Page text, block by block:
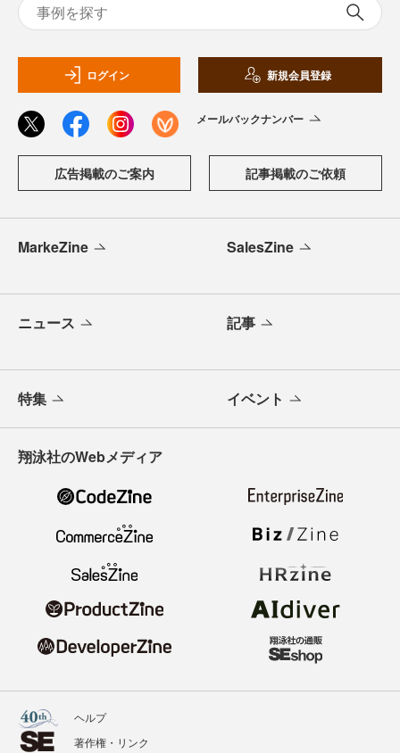
ログイン 新規会員登録
メールバックナンバー
広告掲載のご案内 記事掲載のご依頼
MarkeZine SalesZine
ニュース 記事
特集 イベント
翔泳社のWebメディア
ヘルプ
著作権・リンク